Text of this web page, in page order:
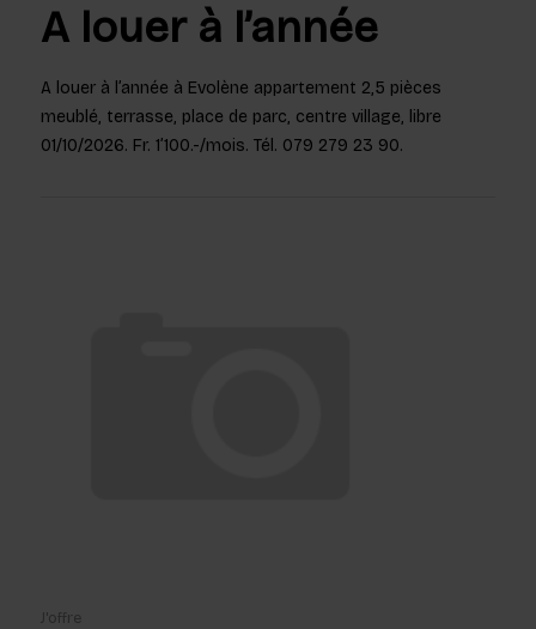
A louer à l’année
A louer à l’année à Evolène appartement 2,5 pièces
meublé, terrasse, place de parc, centre village, libre
01/10/2026. Fr. 1’100.-/mois. Tél. 079 279 23 90.
J'offre